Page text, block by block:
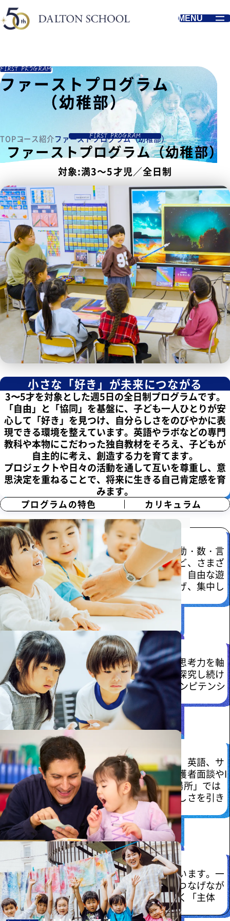
MENU
FIRST PROGRAM
ファーストプログラム
（幼稚部）
ファーストプログラム
（幼稚部）
ファーストプログラム
（幼稚部）
TOPコース紹介ファーストプログラム（幼稚部）
FIRST PROGRAM
ファーストプログラム（幼稚部）
対象:満3～5才児／全日制
小さな「好き」が未来につながる
3〜5才を対象とした週5日の全日制プログラムです。
「自由」と「協同」を基盤に、子ども一人ひとりが安
心して「好き」を見つけ、自分らしさをのびやかに表
現できる環境を整えています。英語やラボなどの専門
教科や本物にこだわった独自教材をそろえ、子どもが
自主的に考え、創造する力を育てます。
プロジェクトや日々の活動を通して互いを尊重し、意
思決定を重ねることで、将来に生きる自己肯定感を育
みます。
プログラムの特色 カリキュラム
Features プログラムの特色
子どもが没頭できる多彩な授業
プロジェクト型学習を中心として、社会活動・数・言
語活動（英語含む）・科学・芸術・体育など、さまざ
まな分野をバランスよく経験するとともに、自由な遊
びを通して、自分の興味関心をより掘り下げ、集中し
て取り組む姿勢を身につけていきます。
自分らしく進むための一生モノの知性
ドルトンスクールでは、主体性・協調性・思考力を軸
に、自ら考え行動し、他者と協同しながら探究し続け
る力など、これからの時代に必要な10のコンピテンシ
ーを養います。
1人の生徒に8人以上の教員
ファーストプログラムでは、アートや音楽、英語、サ
イエンスなど各分野に専門教員を配置。保護者面談やI
Tを通じて挑戦や成長を共有し、「預ける場所」では
なく家庭と連携して一人ひとりのその子らしさを引き
出します。
安心感に包まれた探究型カリキュラム
安心して過ごせるように教育環境を整えています。一
つの遊びやテーマを探究し、興味と学びをつなげなが
ら成長を促します。環境が、未来を切り拓く「主体
性」の根っこを育てます。